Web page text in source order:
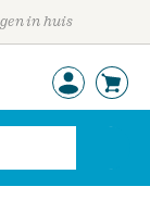
in huis